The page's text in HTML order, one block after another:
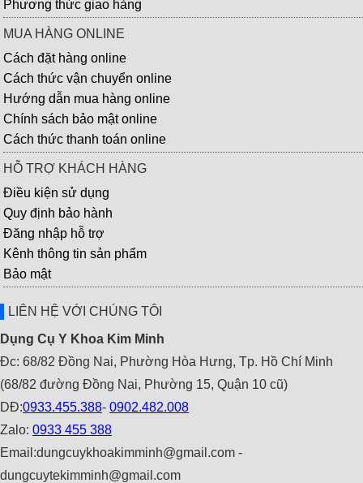
Phương thức giao hàng
MUA HÀNG ONLINE
Cách đặt hàng online
Cách thức vận chuyển online
Hướng dẫn mua hàng online
Chính sách bảo mật online
Cách thức thanh toán online
HỖ TRỢ KHÁCH HÀNG
Điều kiện sử dụng
Quy định bảo hành
Đăng nhập hỗ trợ
Kênh thông tin sản phẩm
Bảo mật
LIÊN HỆ VỚI CHÚNG TÔI
Dụng Cụ Y Khoa Kim Minh
Đc: 68/82 Đồng Nai, Phường Hòa Hưng, Tp. Hồ Chí Minh
(68/82 đường Đồng Nai, Phường 15, Quận 10 cũ)
DĐ:0933.455.388- 0902.482.008
Zalo: 0933 455 388
Email:dungcuykhoakimminh@gmail.com -
dungcuytekimminh@gmail.com